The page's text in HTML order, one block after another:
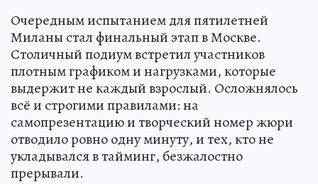
Очередным испытанием для пятилетней
Миланы стал финальный этап в Москве.
Столичный подиум встретил участников
плотным графиком и нагрузками, которые
выдержит не каждый взрослый. Осложнялось
всё и строгими правилами: на
самопрезентацию и творческий номер жюри
отводило ровно одну минуту, и тех, кто не
укладывался в тайминг, безжалостно
прерывали.